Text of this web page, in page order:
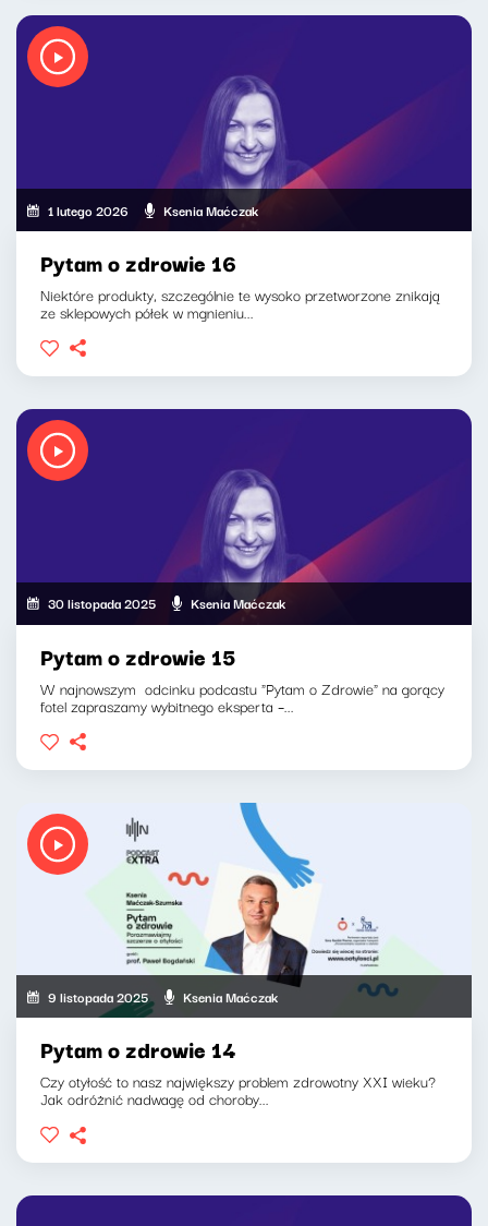
1 lutego 2026 Ksenia Maćczak
Pytam o zdrowie 16
Niektóre produkty, szczególnie te wysoko przetworzone znikają
ze sklepowych półek w mgnieniu...
30 listopada 2025 Ksenia Maćczak
Pytam o zdrowie 15
W najnowszym odcinku podcastu "Pytam o Zdrowie" na gorący
fotel zapraszamy wybitnego eksperta –...
9 listopada 2025 Ksenia Maćczak
Pytam o zdrowie 14
Czy otyłość to nasz największy problem zdrowotny XXI wieku?
Jak odróżnić nadwagę od choroby...